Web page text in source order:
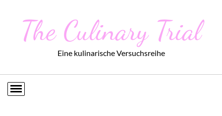
The Culinary Trial
Eine kulinarische Versuchsreihe